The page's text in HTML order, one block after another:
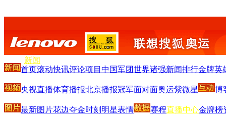
搜狐首页
新闻
-
-
-
首页滚动快讯评论项目 中国军团世界诸强新闻排行金牌英
央视直播体育播报北京播报冠军面对面奥运紫微星 博
最新图片花边夺金时刻 明星表情 赛程直播中心金牌榜